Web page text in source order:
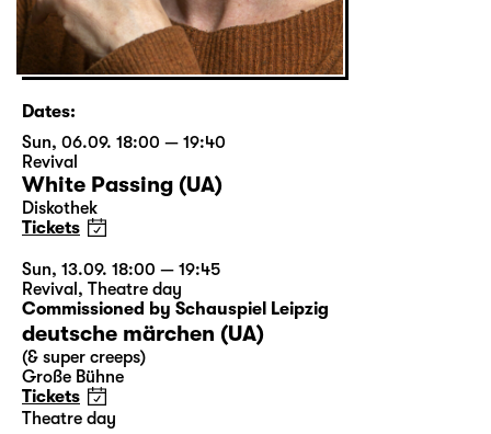
Dates:
Sun, 06.09. 18:00 — 19:40
Revival
White Passing (UA)
Diskothek
Tickets
Sun, 13.09. 18:00 — 19:45
Revival , Theatre day
Commissioned by Schauspiel Leipzig
deutsche märchen (UA)
(& super creeps)
Große Bühne
Tickets
Theatre day